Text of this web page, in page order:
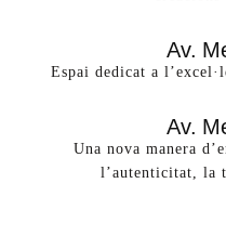
Av.
Espai dedicat a
Av.
Una nova manera
l’autenticitat, la